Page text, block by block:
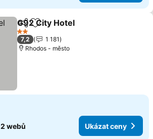
SdíletPřidat na seznam oblíbených
G92 City Hotel
2 Počet hvězdiček
7,2
1 181
Rhodos - město
2 webů Ukázat ceny